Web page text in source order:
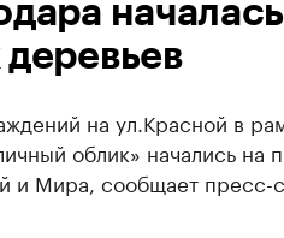
началась
на ул.Красной в
облик» начались на
и Мира, сообщает пресс-